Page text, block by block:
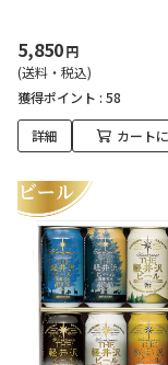
5,850円
(送料・税込)
獲得ポイント : 58
詳細 カート